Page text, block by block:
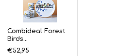
Combideal Forest
Birds...
€52,95